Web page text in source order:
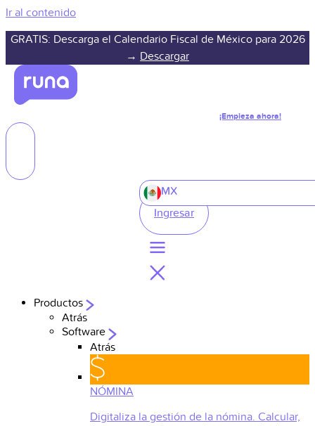
Ir al contenido
GRATIS: Descarga el Calendario Fiscal de México para 2026
→ Descargar
¡Empieza ahora!
MX
Ingresar
Productos
Atrás
Software
Atrás
NÓMINA
Digitaliza la gestión de la nómina. Calcular,